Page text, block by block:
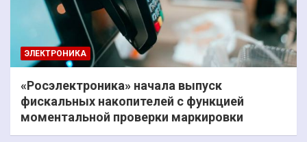
ЭЛЕКТРОНИКА
«Росэлектроника» начала выпуск
фискальных накопителей с функцией
моментальной проверки маркировки